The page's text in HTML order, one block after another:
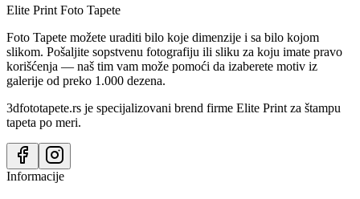
Elite Print Foto Tapete
Foto Tapete možete uraditi bilo koje dimenzije i sa bilo kojom
slikom. Pošaljite sopstvenu fotografiju ili sliku za koju imate pravo
korišćenja — naš tim vam može pomoći da izaberete motiv iz
galerije od preko 1.000 dezena.
3dfototapete.rs je specijalizovani brend firme Elite Print za štampu
tapeta po meri.
Informacije